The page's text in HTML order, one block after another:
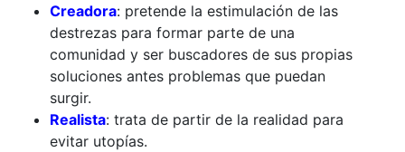
Creadora: pretende la estimulación de las
destrezas para formar parte de una
comunidad y ser buscadores de sus propias
soluciones antes problemas que puedan
surgir.
Realista: trata de partir de la realidad para
evitar utopías.